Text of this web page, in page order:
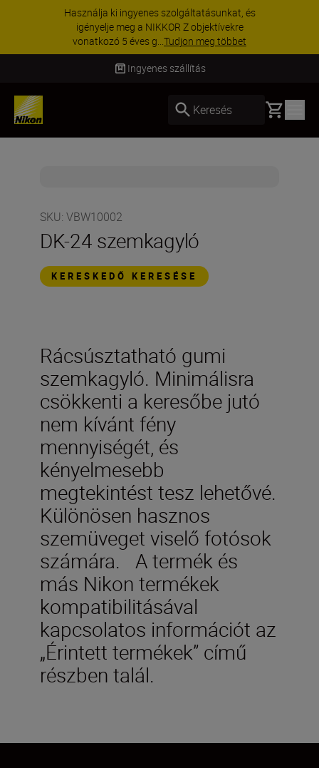
Használja ki ingyenes szolgáltatásunkat, és
igényelje meg a NIKKOR Z objektívekre
vonatkozó 5 éves g...Tudjon meg többet
Ingyenes szállítás
Keresés Basket
SKU: VBW10002
DK-24 szemkagyló
KERESKEDŐ KERESÉSE
Rácsúsztatható gumi
szemkagyló. Minimálisra
csökkenti a keresőbe jutó
nem kívánt fény
mennyiségét, és
kényelmesebb
megtekintést tesz lehetővé.
Különösen hasznos
szemüveget viselő fotósok
számára. A termék és
más Nikon termékek
kompatibilitásával
kapcsolatos információt az
„Érintett termékek” című
részben talál.